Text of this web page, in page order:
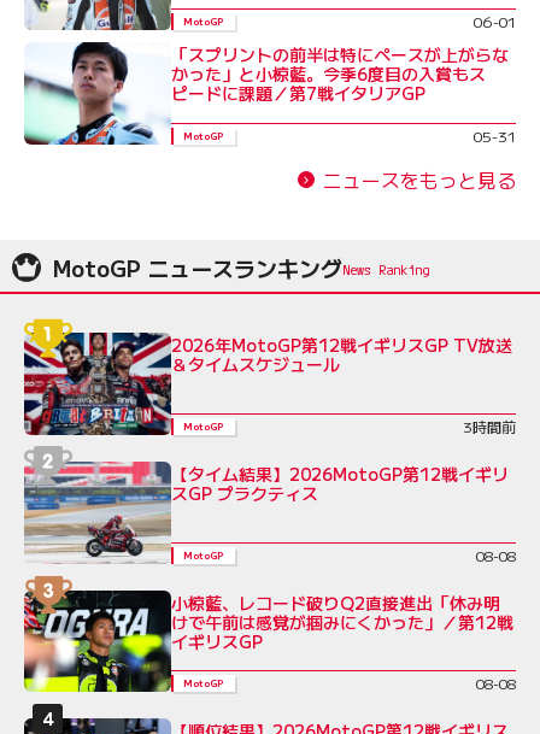
MotoGP 06-01
「スプリントの前半は特にペースが上がらな
かった」と小椋藍。今季6度目の入賞もス
ピードに課題／第7戦イタリアGP
MotoGP 05-31
ニュースをもっと見る
MotoGP ニュースランキング
2026年MotoGP第12戦イギリスGP TV放送
＆タイムスケジュール
MotoGP 3時間前
【タイム結果】2026MotoGP第12戦イギリ
スGP プラクティス
MotoGP 08-08
小椋藍、レコード破りQ2直接進出「休み明
けで午前は感覚が掴みにくかった」／第12戦
イギリスGP
MotoGP 08-08